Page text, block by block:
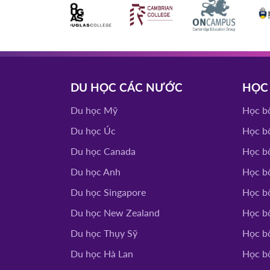
HOT
10/03/2026
SOUTHEAST
HOT
04/03/2026
15h00
Mỹ
WRIGHT STATE
07/10/2025
TỔ CHỨC
HOT
03/10/2025
Canada
YORKVILLE
TORONTO FILM
TROY
DU HỌC CÁC NƯỚC
Du học Mỹ
Du học Úc
Du học Canada
Du học Anh
Du học Singapore
Du học New Zealand
Du học Thụy Sỹ
Du học Hà Lan
Học
Học
Học
Học
Học
Học
Học
Học